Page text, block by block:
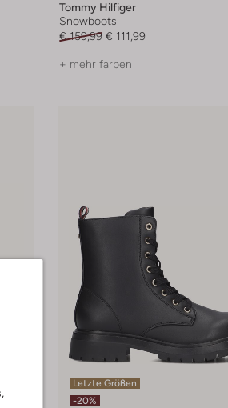
Tommy Hilfiger
Snowboots
€ 159,99 € 111,99
+ mehr farben
Letzte Größen
-20%